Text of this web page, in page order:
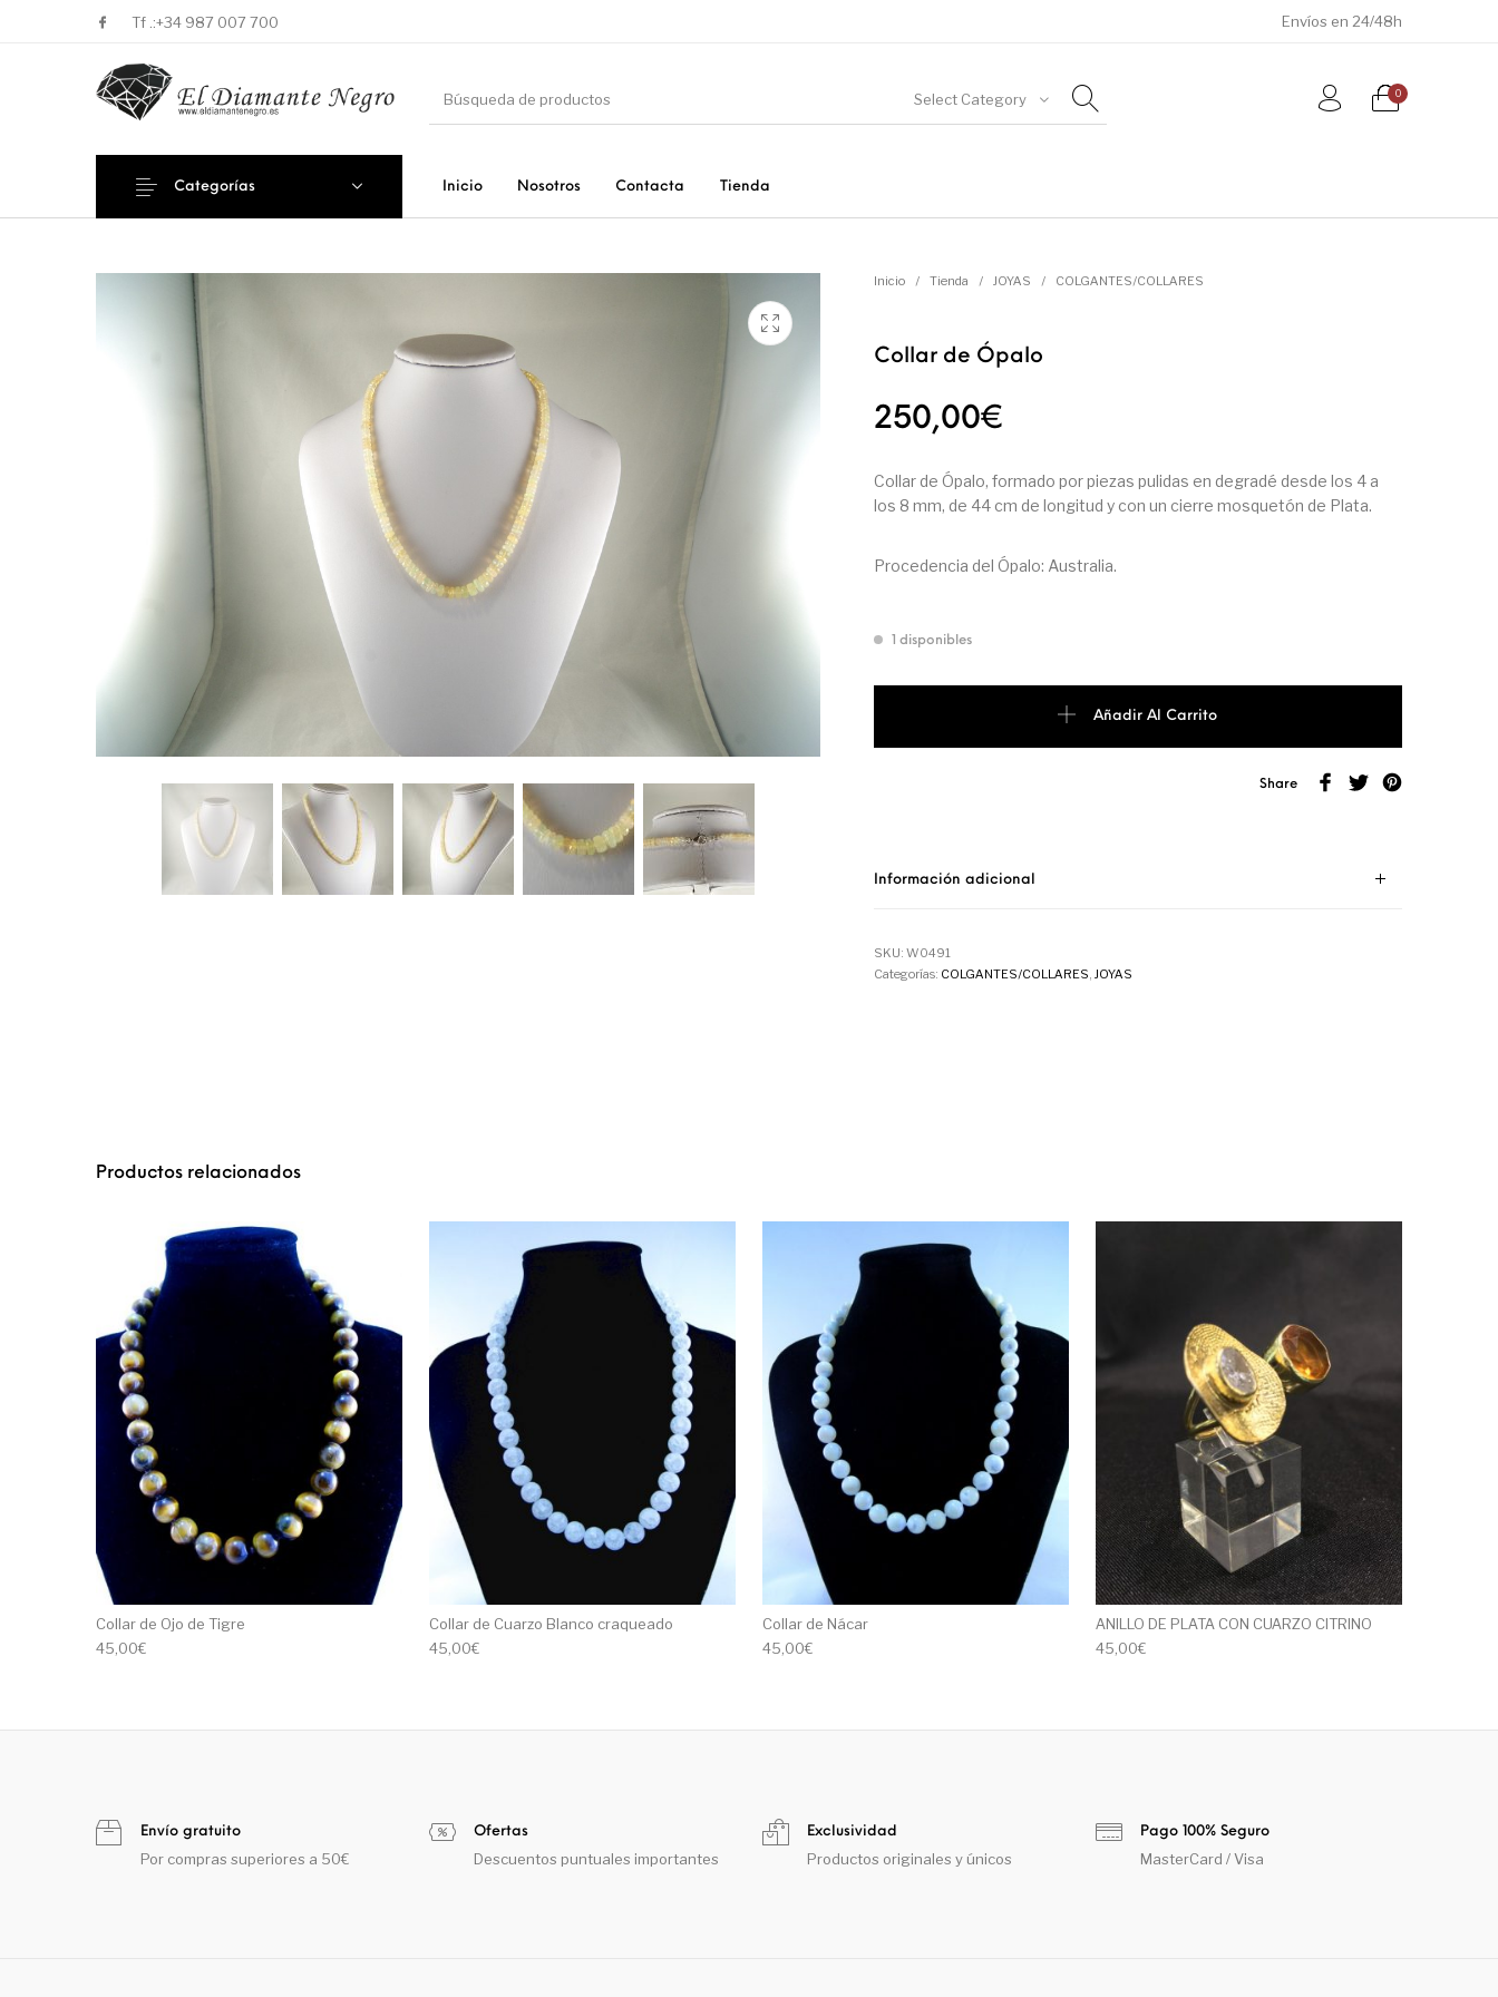
Tf .:+34 987 007 700 Envíos en 24/48h
Select Category 0
Inicio Nosotros Contacta Tienda
Categorías
CONSUMO
Inicio / Tienda / JOYAS / COLGANTES/COLLARES
Collar de Ópalo
250,00€
Collar de Ópalo, formado por piezas pulidas en degradé desde los 4 a
los 8 mm, de 44 cm de longitud y con un cierre mosquetón de Plata.
Procedencia del Ópalo: Australia.
1 disponibles
Añadir Al Carrito
Share
Información adicional
SKU: W0491
Categorías: COLGANTES/COLLARES JOYAS
Productos relacionados
Collar de Ojo de Tigre
45,00€
Collar de Cuarzo Blanco craqueado
45,00€
Collar de Nácar
45,00€
ANILLO DE PLATA CON CUARZO CITRINO
45,00€
Envío gratuito
Por compras superiores a 50€
Ofertas
Descuentos puntuales importantes
Exclusividad
Productos originales y únicos
Pago 100% Seguro
MasterCard / Visa